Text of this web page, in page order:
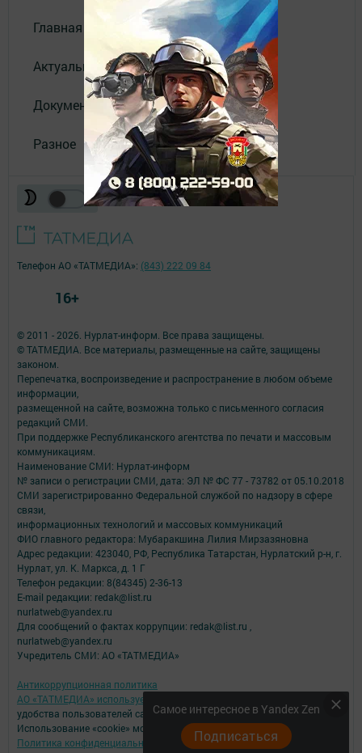
Главная
Актуальное видео
Документы
Разное
Самое интересное в Yandex Zen
Подписаться
© 2011 - 2026. Нурлат-⁠информ. Все права защищены.
© ТАТМЕДИА. Все материалы, размещенные на сайте, защищены
законом.
Перепечатка, воспроизведение и распространение в любом объеме
информации,
размещенной на сайте, возможна только с письменного согласия
редакций СМИ.
При поддержке Республиканского агентства по печати и массовым
коммуникациям.
Наименование СМИ: Нурлат-⁠информ
№ записи о регистрации СМИ, дата: ЭЛ № ФС 77 -⁠ 73782 от 05.10.2018
СМИ зарегистрированно Федеральной службой по надзору в сфере
связи,
информационных технологий и массовых коммуникаций
ФИО главного редактора: Мубаракшина Лилия Мирзазяновна
Адрес редакции: 423040, РФ, Республика Татарстан, Нурлатский р-н, г.
Нурлат, ул. К. Маркса, д. 1 Г
Телефон редакции: 8(84345) 2-36-13
E-mail редакции: redak@list.ru
nurlatweb@yandex.ru
Для сообщений о фактах коррупции: redak@list.ru ,
nurlatweb@yandex.ru
Учредитель СМИ: АО «ТАТМЕДИА»
Антикоррупционная политика
АО «ТАТМЕДИА» использует «cookie»
для персонализации сервисов и
удобства пользователей сайтом.
Использование «cookie» можно отменить в настройках браузера.
Политика конфиденциальности
Телефон АО «ТАТМЕДИА»: (843) 222 09 84
16+